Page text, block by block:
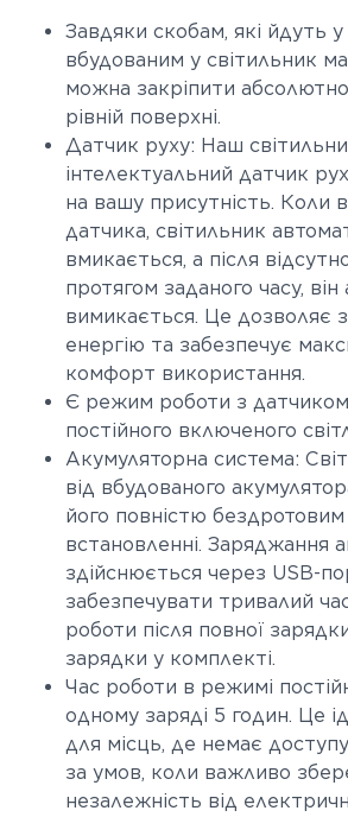
Завдяки скобам, які йдуть
вбудованим у світильник
можна закріпити
рівній поверхні.
Датчик руху: Наш
інтелектуальний датчик
на вашу присутність. Коли
датчика, світильник
вмикається, а після
протягом заданого часу,
вимикається. Це дозволяє
енергію та забезпечує
комфорт використання.
Є режим роботи з
постійного включеного
Акумуляторна система:
від вбудованого
його повністю
встановленні. Заряджання
здійснюється через USB-
забезпечувати тривалий
роботи після повної
зарядки у комплекті.
Час роботи в режимі
одному заряді 5 годин. Це
для місць, де немає
за умов, коли важливо
незалежність від